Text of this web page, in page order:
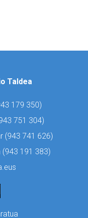
Taldea
179 350)
751 304)
(943 741 626)
(943 191 383)